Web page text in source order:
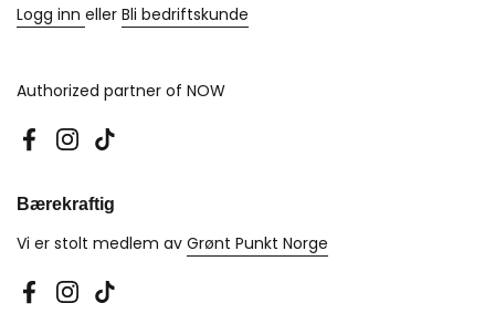
Logg inn eller Bli bedriftskunde
Authorized partner of NOW
Facebook
Instagram
TikTok
Bærekraftig
Vi er stolt medlem av Grønt Punkt Norge
Facebook
Instagram
TikTok